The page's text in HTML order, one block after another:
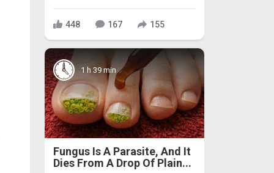
448 167 155
1 h 39 min
Fungus Is A Parasite, And It
Dies From A Drop Of Plain...